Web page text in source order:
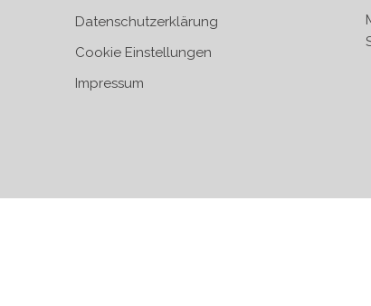
Datenschutzerklärung
Cookie Einstellungen
Impressum